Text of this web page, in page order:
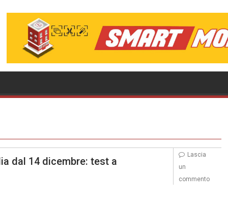
dal 14 dicembre: test a
Lascia
un
commento